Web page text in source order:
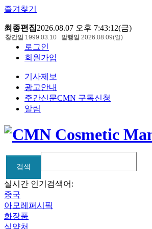
즐겨찾기
최종편집2026.08.07 오후 7:43:12(금)
로그인
회원가입
기사제보
광고안내
주간신문CMN 구독신청
알림
창간일 1999.03.10 발행일 2026.08.09(일)
검색
검색
실시간 인기검색어:
중국
아모레퍼시픽
화장품
식약처